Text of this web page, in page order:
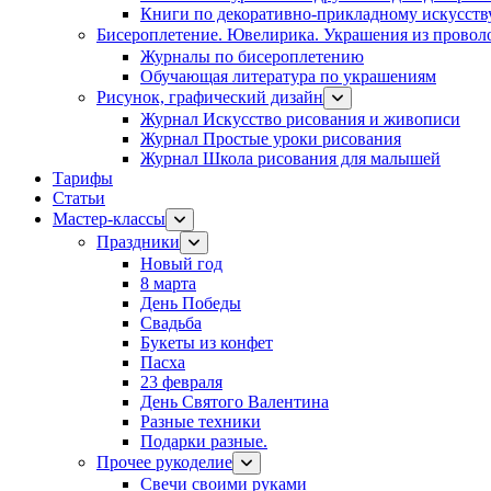
Книги по декоративно-прикладному
Бисероплетение. Ювелирика. Украшения из
Журналы по бисероплетению
Обучающая литература по украшениям
Рисунок, графический дизайн
Журнал Искусство рисования и живописи
Журнал Простые уроки рисования
Журнал Школа рисования для малышей
Тарифы
Статьи
Мастер-классы
Праздники
Новый год
8 марта
День Победы
Свадьба
Букеты из конфет
Пасха
23 февраля
День Святого Валентина
Разные техники
Подарки разные.
Прочее рукоделие
Свечи своими руками